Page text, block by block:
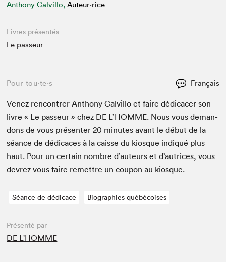
Anthony Calvillo, Auteur·rice
Livres présentés
Le passeur
Pour tou⋅te⋅s Français
Venez ren­con­tr­er Antho­ny Calvil­lo et faire dédi­cac­er son
livre « Le passeur » chez DE L’HOMME. Nous vous deman­
dons de vous présen­ter20 min­utes avant le début de la
séance de dédi­caces à la caisse du kiosque indiqué plus
haut. Pour un cer­tain nom­bre d’auteurs et d’autrices, vous
devrez vous faire remet­tre un coupon au kiosque.
Séance de dédicace Biographies québécoises
Présenté par
DE L'HOMME